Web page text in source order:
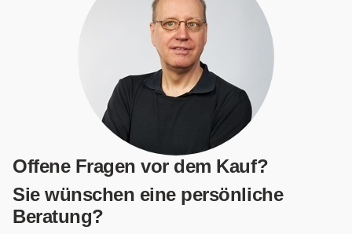
Offene Fragen vor dem Kauf?
Sie wünschen eine persönliche
Beratung?